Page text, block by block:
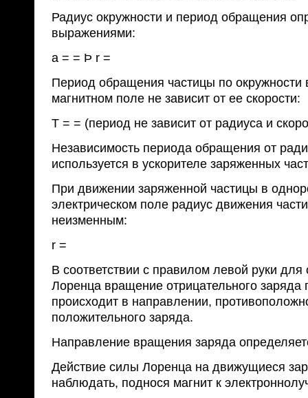
Радиус окружности и период обращения
выражениями:
a = = Þ r =
Период обращения частицы по окружности
магнитном поле не зависит от ее скорости:
T = = (период не зависит от радиуса и
Независимость периода обращения от
используется в ускорителе заряженных
При движении заряженной частицы в
электрическом поле радиус движения
неизменным:
r =
В соответствии с правилом левой руки
Лоренца вращение отрицательного заряда
происходит в направлении,
положительного заряда.
Направление вращения заряда
Действие силы Лоренца на движущиеся
наблюдать, поднося магнит к